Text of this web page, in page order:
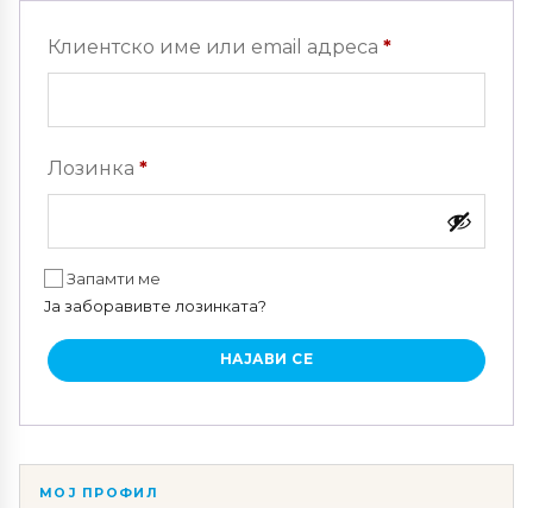
Клиентско име или email адреса *
Лозинка *Задолжително
Запамти ме
Ја заборавивте лозинката?
НАЈАВИ СЕ
МОЈ ПРОФИЛ